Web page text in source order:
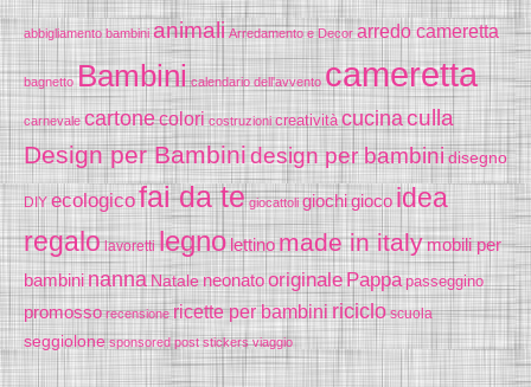
abbigliamento bambini animali Arredamento e Decor arredo cameretta
bagnetto Bambini calendario dell'avvento cameretta
carnevale cartonecolori costruzioni creatività cucinaculla
Design per Bambinidesign per bambinidisegno
DIY ecologicofai da te giocattoli giochigioco idea
regalo lavoretti legno lettinomade in italymobili per
bambininannaNataleneonatooriginale Pappa passeggino
promosso recensione ricette per bambini riciclo scuola
seggiolone sponsored post stickers viaggio